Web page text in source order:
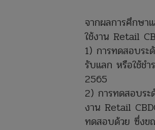
จากผลการศึกษา
ใช้งาน Retail
1) การทดสอบระ
รับแลก หรือใช้ชำ
2565
2) การทดสอบร
งาน Retail
ทดสอบด้วย ซึ่งข